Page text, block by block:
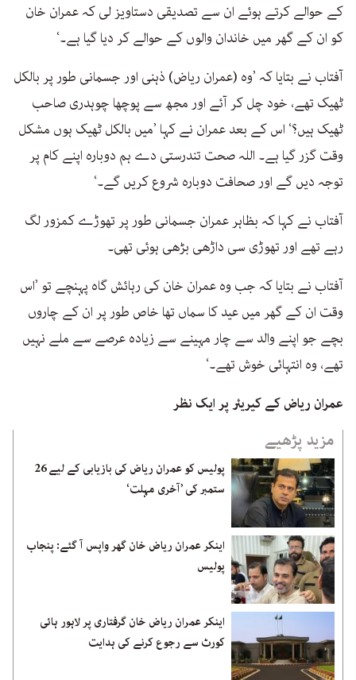
کے حوالے کرتے ہوئے ان سے تصدیقی دستاویز لی کہ عمران خان
کو ان کے گھر میں خاندان والوں کے حوالے کر دیا گیا ہے۔‘
آفتاب نے بتایا کہ ’وہ (عمران ریاض) ذہنی اور جسمانی طور پر بالکل
ٹھیک تھے، خود چل کر آئے اور مجھ سے پوچھا چوہدری صاحب
ٹھیک ہیں؟‘ اس کے بعد عمران نے کہا ’میں بالکل ٹھیک ہوں مشکل
وقت گزر گیا ہے۔ اللہ صحت تندرستی دے ہم دوبارہ اپنے کام پر
توجہ دیں گے اور صحافت دوبارہ شروع کریں گے۔‘
آفتاب نے کہا کہ بظاہر عمران جسمانی طور پر تھوڑے کمزور لگ
رہے تھے اور تھوڑی سی داڑھی بڑھی ہوئی تھی۔
آفتاب نے بتایا کہ جب وہ عمران خان کی رہائش گاہ پہنچے تو ’اس
وقت ان کے گھر میں عید کا سماں تھا خاص طور پر ان کے چاروں
بچے جو اپنے والد سے چار مہینے سے زیادہ عرصے سے ملے نہیں
تھے، وہ انتہائی خوش تھے۔‘
عمران ریاض کے کیریئر پر ایک نظر
مزید پڑھیے
پولیس کو عمران ریاض کی بازیابی کے لیے 26
ستمبر کی ’آخری مہلت‘
اینکر عمران ریاض خان گھر واپس آ گئے: پنجاب
پولیس
اینکر عمران ریاض خان گرفتاری پر لاہور ہائی
کورٹ سے رجوع کرنے کی ہدایت